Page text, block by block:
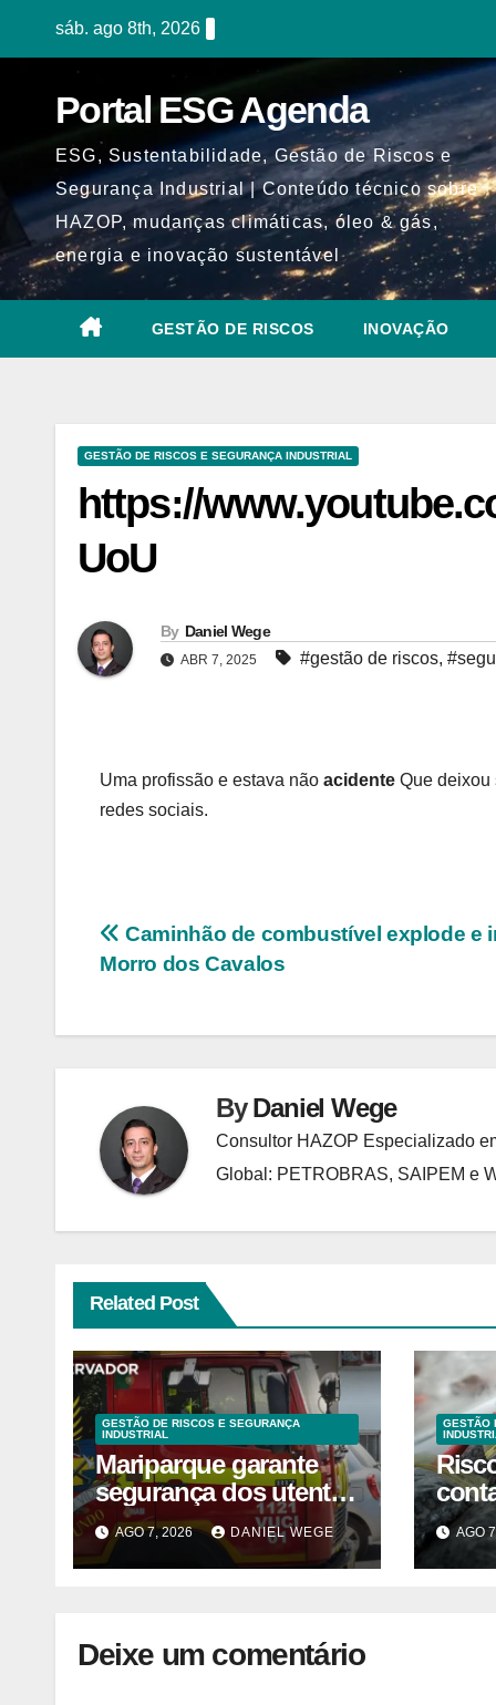
sáb. ago 8th, 2026
Portal ESG Agenda
ESG, Sustentabilidade, Gestão de Riscos e
Segurança Industrial | Conteúdo técnico sobre
HAZOP, mudanças climáticas, óleo & gás,
energia e inovação sustentável
GESTÃO DE RISCOS INOVAÇÃO
GESTÃO DE RISCOS E SEGURANÇA INDUSTRIAL
https://
UoU
By Daniel Wege
ABR 7, 2025 #gestão de riscos,
Uma profissão e estava não acidente Que deixou
redes sociais.
Navegação
Post
Caminhão de combustível explode e
Morro dos Cavalos
ByDaniel Wege
Consultor HAZOP Especializado
Global: PETROBRAS, SAIPEM e
Related Post
GESTÃO DE RISCOS E SEGURANÇA
INDUSTRIAL
Mariparque garante
segurança dos utentes
após acidente –
Observador
AGO 7, 2026 DANIEL WEGE
GESTÃO
AGO
Deixe um comentário